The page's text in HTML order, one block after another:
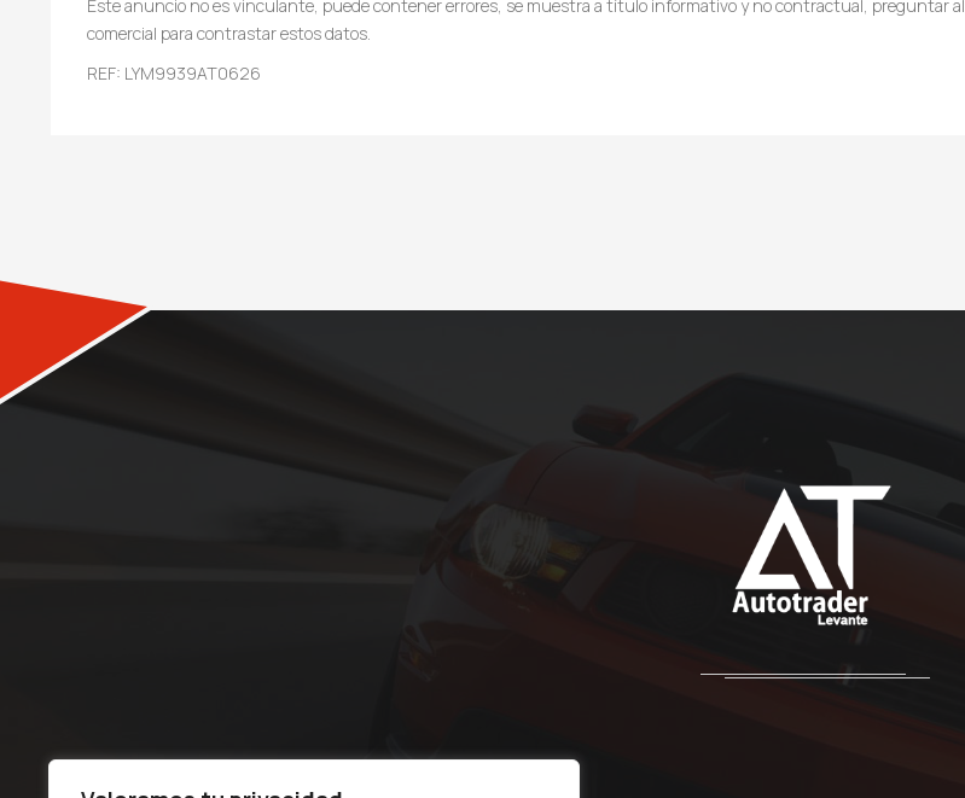
Este anuncio no es vinculante, puede contener errores, se muestra a título informativo y no contractual, preguntar al
comercial para contrastar estos datos.
REF: LYM9939AT0626